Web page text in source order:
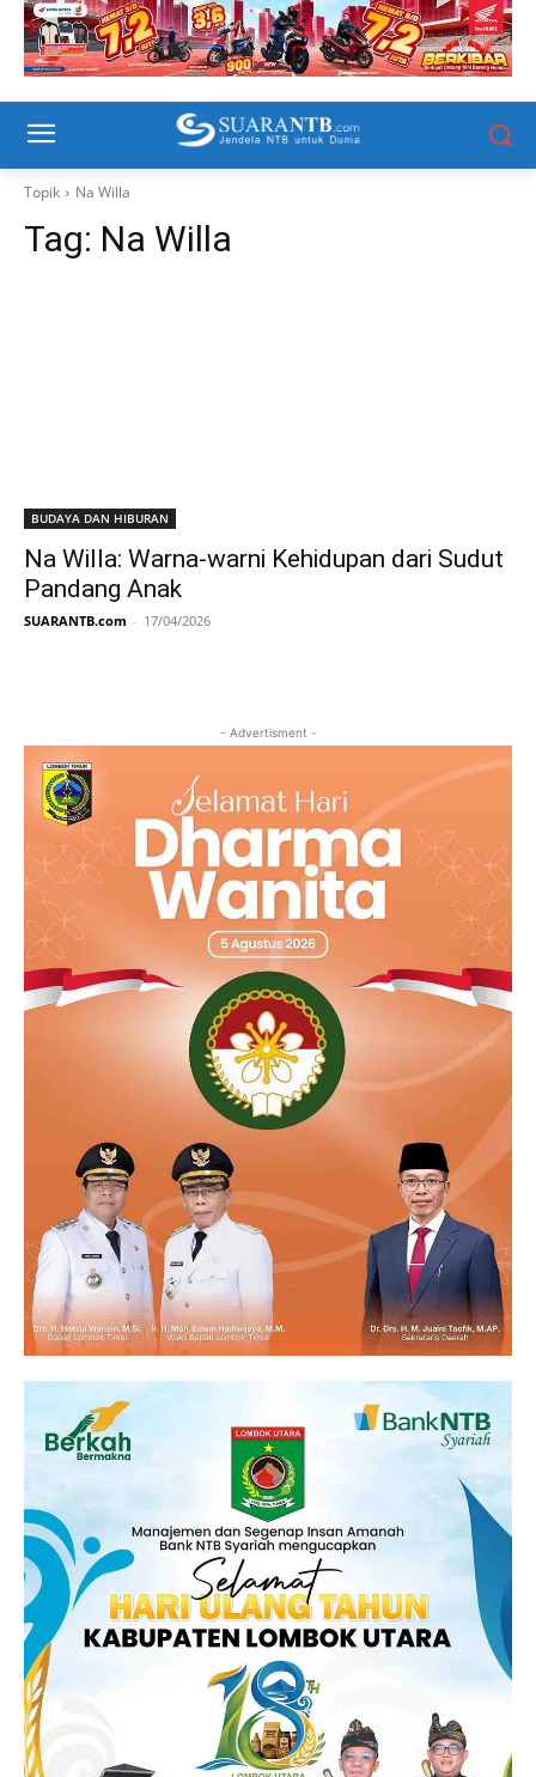
Topik Na Willa
Tag: Na Willa
BUDAYA DAN HIBURAN
Na Willa: Warna-warni Kehidupan dari Sudut
Pandang Anak
SUARANTB.com - 17/04/2026
- Advertisment -